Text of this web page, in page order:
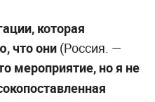
которая
что они (Россия. —
мероприятие, но я не